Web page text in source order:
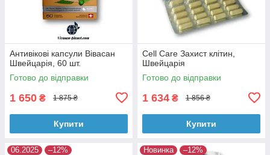
Антивікові капсули Вівасан
Швейцарія, 60 шт.
Готово до відправки
1 650 ₴ 1 875 ₴
Купити
Cell Care Захист клітин,
Швейцарія
Готово до відправки
1 634 ₴ 1 856 ₴
Купити
06.2025 –12% Новинка –12%